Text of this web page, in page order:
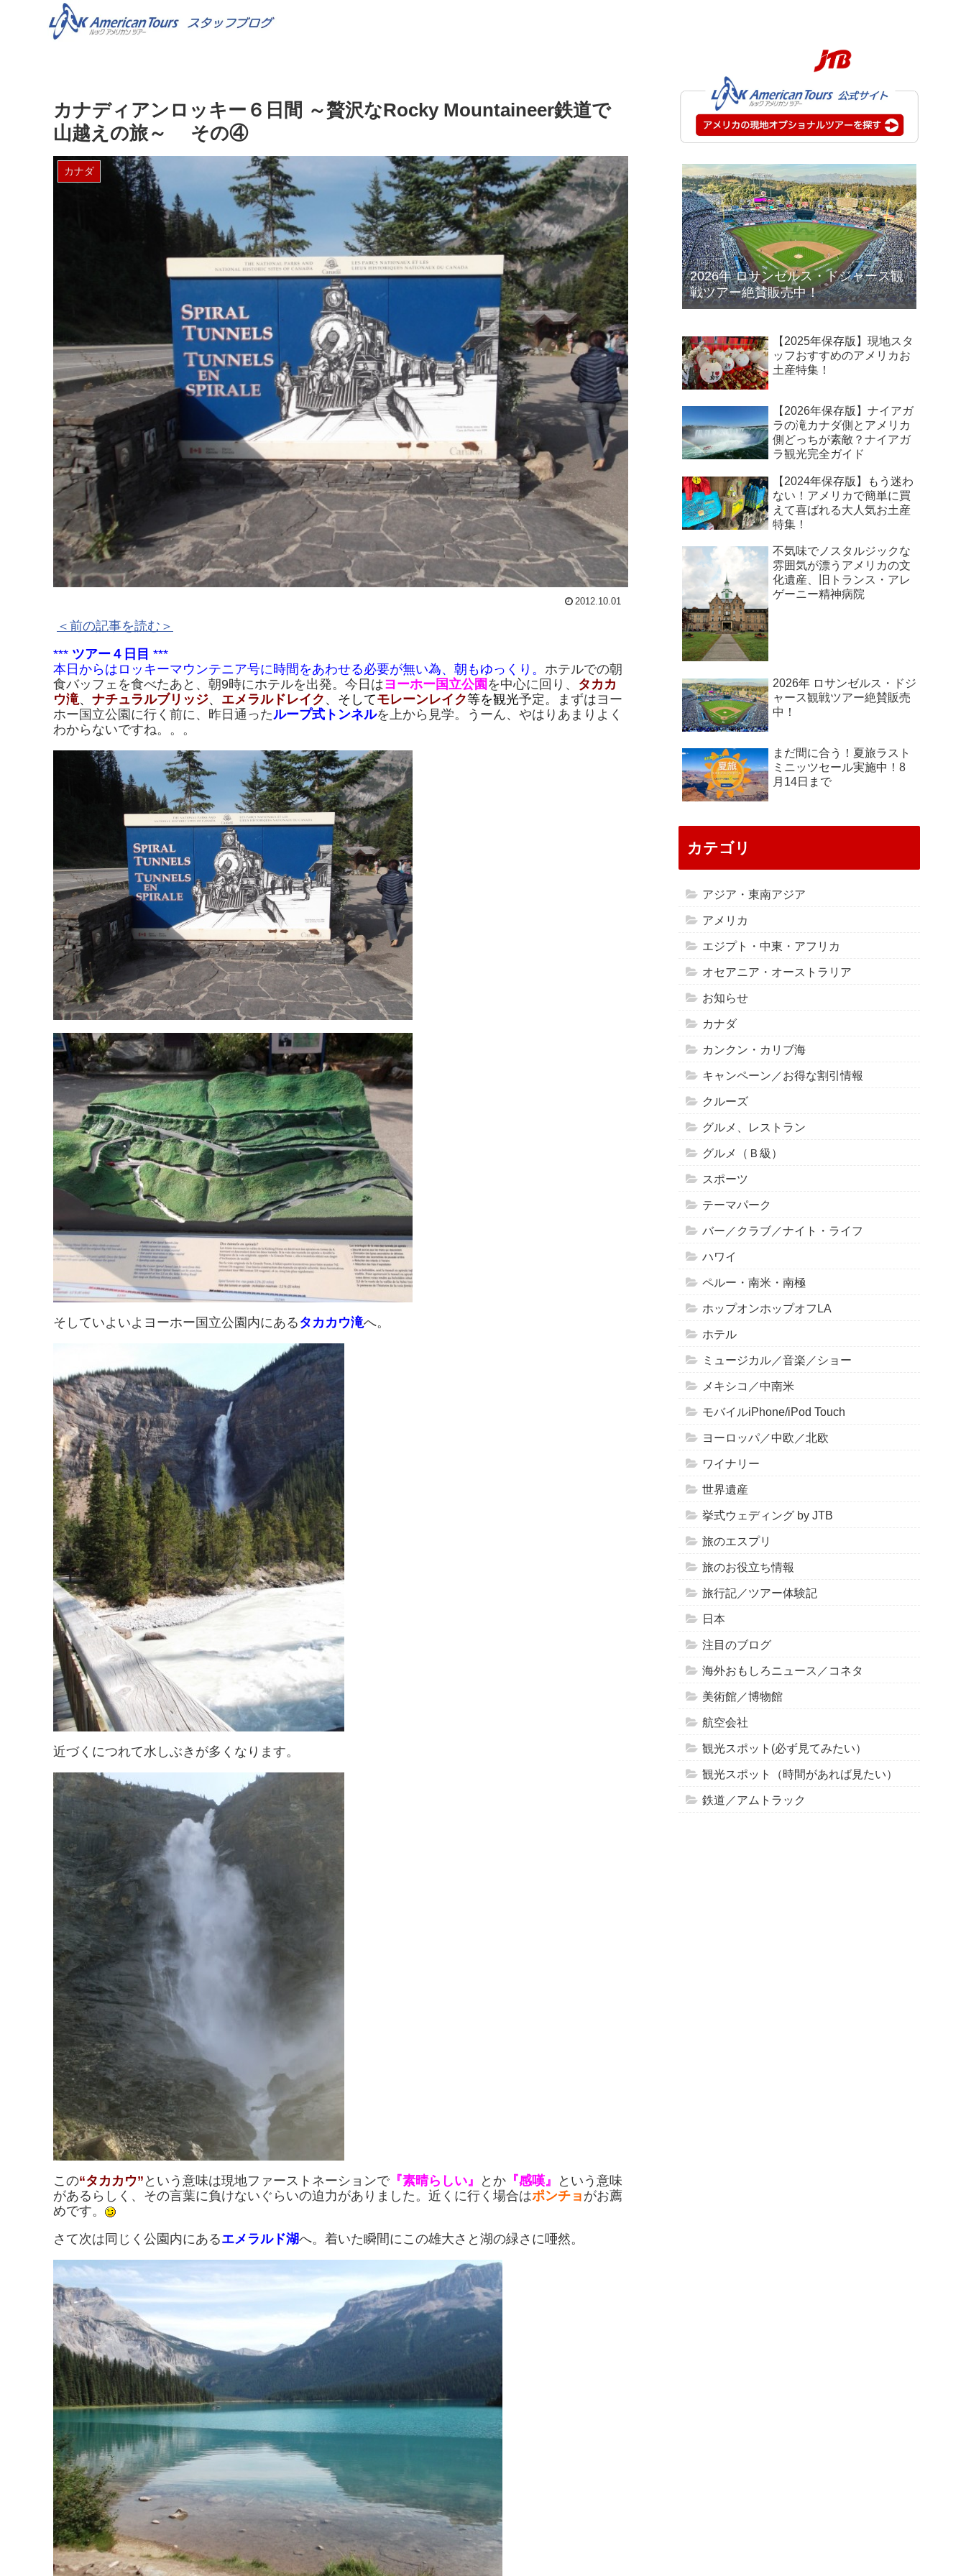
カナディアンロッキー６日間 ～贅沢なRocky Mountaineer鉄道で
山越えの旅～ その④
カナダ
2012.10.01
＜前の記事を読む＞
*** ツアー４日目 ***
本日からはロッキーマウンテニア号に時間をあわせる必要が無い為、朝もゆっくり。 ホテルでの朝
食バッフェを食べたあと、朝9時にホテルを出発。今日はヨーホー国立公園 を中心に回り、 タカカ
ウ滝、 ナチュラルブリッジ、 エメラルドレイク 、そしてモレーンレイク等を観光予定。まずはヨー
ホー国立公園に行く前に、昨日通ったループ式トンネルを上から見学。うーん、やはりあまりよく
わからないですね。。。
そしていよいよヨーホー国立公園内にある タカカウ滝へ。
近づくにつれて水しぶきが多くなります。
この“タカカウ” という意味は現地ファーストネーションで『素晴らしい』 とか 『感嘆』
という意味
があるらしく、その言葉に負けないぐらいの迫力がありました。近くに行く場合はポンチョ がお薦
めです。
さて次は同じく公園内にあるエメラルド湖へ。着いた瞬間にこの雄大さと湖の緑さに唖然。
2026年 ロサンゼルス・ドジャース観
戦ツアー絶賛販売中！
【2025年保存版】現地スタ
ッフおすすめのアメリカお
土産特集！
【2026年保存版】ナイアガ
ラの滝カナダ側とアメリカ
側どっちが素敵？ナイアガ
ラ観光完全ガイド
【2024年保存版】もう迷わ
ない！アメリカで簡単に買
えて喜ばれる大人気お土産
特集！
不気味でノスタルジックな
雰囲気が漂うアメリカの文
化遺産、旧トランス・アレ
ゲーニー精神病院
2026年 ロサンゼルス・ドジ
ャース観戦ツアー絶賛販売
中！
まだ間に合う！夏旅ラスト
ミニッツセール実施中！8
月14日まで
カテゴリ
アジア・東南アジア
アメリカ
エジプト・中東・アフリカ
オセアニア・オーストラリア
お知らせ
カナダ
カンクン・カリブ海
キャンペーン／お得な割引情報
クルーズ
グルメ、レストラン
グルメ（Ｂ級）
スポーツ
テーマパーク
バー／クラブ／ナイト・ライフ
ハワイ
ペルー・南米・南極
ホップオンホップオフLA
ホテル
ミュージカル／音楽／ショー
メキシコ／中南米
モバイルiPhone/iPod Touch
ヨーロッパ／中欧／北欧
ワイナリー
世界遺産
挙式ウェディング by JTB
旅のエスプリ
旅のお役立ち情報
旅行記／ツアー体験記
日本
注目のブログ
海外おもしろニュース／コネタ
美術館／博物館
航空会社
観光スポット(必ず見てみたい）
観光スポット（時間があれば見たい）
鉄道／アムトラック